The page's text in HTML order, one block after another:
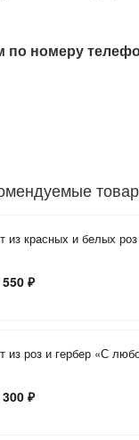
по номеру
из красных и белых
₽
из роз и гербер «С
₽